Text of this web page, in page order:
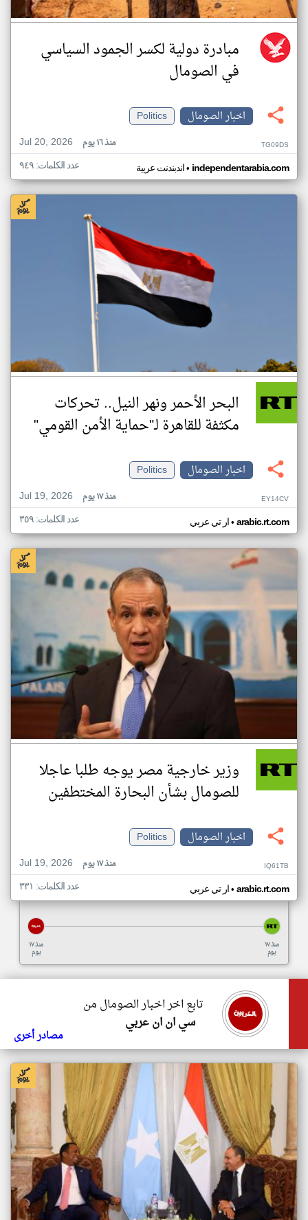
مبادرة دولية لكسر الجمود السياسي
في الصومال
اخبار الصومال
Politics
Jul 20, 2026
منذ ١٦ يوم TG09DS
اندبندنت عربية• independentarabia.com عدد الكلمات: ٩٤٩
البحر الأحمر ونهر النيل.. تحركات
مكثفة للقاهرة لـ"حماية الأمن القومي"
اخبار الصومال
Politics
Jul 19, 2026
منذ ١٧ يوم EY14CV
ار تي عربي• arabic.rt.com عدد الكلمات: ٣٥٩
وزير خارجية مصر يوجه طلبا عاجلا
للصومال بشأن البحارة المختطفين
اخبار الصومال
Politics
Jul 19, 2026
منذ ١٧ يوم IQ61TB
ار تي عربي• arabic.rt.com عدد الكلمات: ٣٣١
منذ ١٧
يوم
منذ ١٧
يوم
تابع اخر اخبار الصومال من
سي ان ان عربي
مصادر أخرى